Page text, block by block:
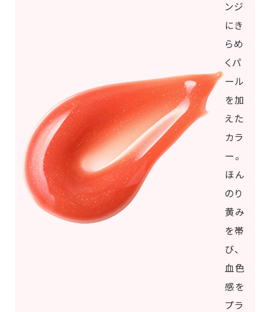
ンジ
にき
らめ
くパ
ール
を加
えた
カラ
ー。
ほん
のり
黄み
を帯
び、
血色
感を
プラ